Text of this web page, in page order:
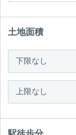
土地面積